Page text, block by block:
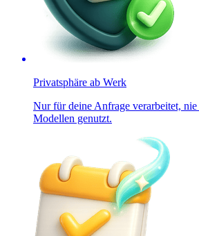
Privatsphäre ab Werk
Nur für deine Anfrage verarbeitet,
Modellen genutzt.